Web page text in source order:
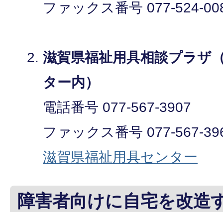
ファックス番号 077-524-
滋賀県福祉用具相談プラザ
ター内）
電話番号 077-567-3907
ファックス番号 077-567-
滋賀県福祉用具センター
障害者向けに自宅を改造